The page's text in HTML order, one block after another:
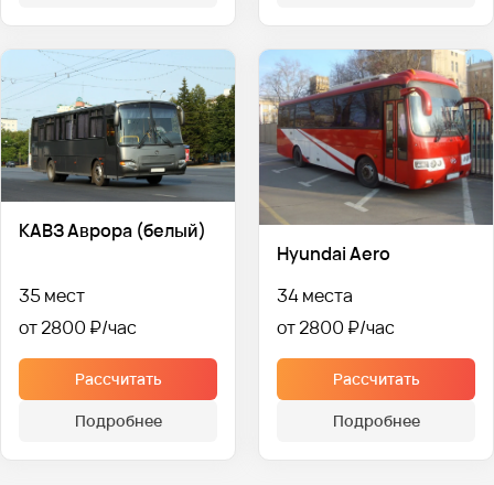
КАВЗ Аврора (белый)
35 мест
от 2800 ₽
Рассчитать
Подробнее
Hyundai Aero
34 места
от 2800 ₽
Рассчитать
Подробнее